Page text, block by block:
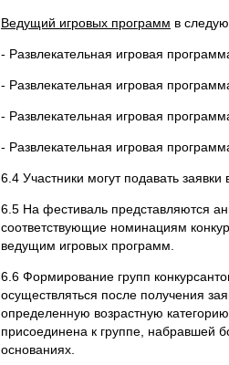
Ведущий игровых программ в
- Развлекательная игровая
- Развлекательная игровая
- Развлекательная игровая
- Развлекательная игровая
6.4 Участники могут подавать
6.5 На фестиваль представляются
соответствующие номинациям
ведущим игровых программ.
6.6 Формирование групп
осуществляться после получения
определенную возрастную
присоединена к группе, набравшей
основаниях.